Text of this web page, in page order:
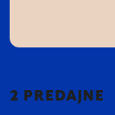
2 PREDAJNE